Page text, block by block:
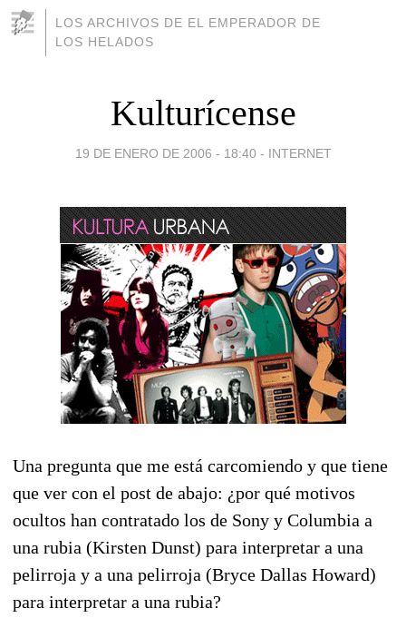
LOS ARCHIVOS DE EL EMPERADOR DE
LOS HELADOS
Kulturícense
19 DE ENERO DE 2006 - 18:40 - INTERNET
Una pregunta que me está carcomiendo y que tiene
que ver con el post de abajo: ¿por qué motivos
ocultos han contratado los de Sony y Columbia a
una rubia (Kirsten Dunst) para interpretar a una
pelirroja y a una pelirroja (Bryce Dallas Howard)
para interpretar a una rubia?